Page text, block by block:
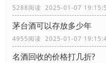
5288阅读 2025-01-07
茅台酒可以存放多少年
4955阅读 2025-01-07
名酒回收的价格打几折?